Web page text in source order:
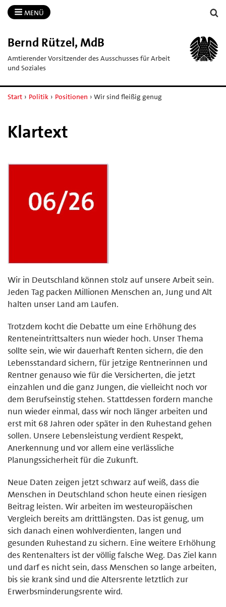
MENÜ
Bernd Rützel, MdB
Amtierender Vorsitzender des Ausschusses für Arbeit
und Soziales
Start › Politik › Positionen › Wir sind fleißig genug
Klartext
Wir in Deutschland können stolz auf unsere Arbeit sein.
Jeden Tag packen Millionen Menschen an, Jung und Alt
halten unser Land am Laufen.
Trotzdem kocht die Debatte um eine Erhöhung des
Renteneintrittsalters nun wieder hoch. Unser Thema
sollte sein, wie wir dauerhaft Renten sichern, die den
Lebensstandard sichern, für jetzige Rentnerinnen und
Rentner genauso wie für die Versicherten, die jetzt
einzahlen und die ganz Jungen, die vielleicht noch vor
dem Berufseinstig stehen. Stattdessen fordern manche
nun wieder einmal, dass wir noch länger arbeiten und
erst mit 68 Jahren oder später in den Ruhestand gehen
sollen. Unsere Lebensleistung verdient Respekt,
Anerkennung und vor allem eine verlässliche
Planungssicherheit für die Zukunft.
Neue Daten zeigen jetzt schwarz auf weiß, dass die
Menschen in Deutschland schon heute einen riesigen
Beitrag leisten. Wir arbeiten im westeuropäischen
Vergleich bereits am drittlängsten. Das ist genug, um
sich danach einen wohlverdienten, langen und
gesunden Ruhestand zu sichern. Eine weitere Erhöhung
des Rentenalters ist der völlig falsche Weg. Das Ziel kann
und darf es nicht sein, dass Menschen so lange arbeiten,
bis sie krank sind und die Altersrente letztlich zur
Erwerbsminderungsrente wird.